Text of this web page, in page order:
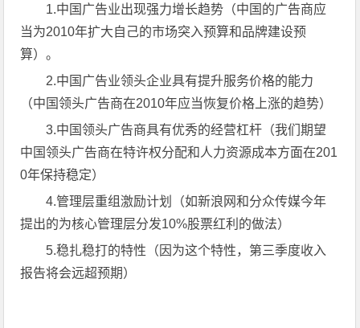
1.中国广告业出现强力增长趋势（中国的广告商应
当为2010年扩大自己的市场突入预算和品牌建设预
算）。
2.中国广告业领头企业具有提升服务价格的能力
（中国领头广告商在2010年应当恢复价格上涨的趋势）
3.中国领头广告商具有优秀的经营杠杆（我们期望
中国领头广告商在特许权分配和人力资源成本方面在201
0年保持稳定）
4.管理层重组激励计划（如新浪网和分众传媒今年
提出的为核心管理层分发10%股票红利的做法）
5.稳扎稳打的特性（因为这个特性，第三季度收入
报告将会远超预期）